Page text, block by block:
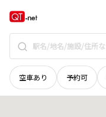
空車あり 予約可
滋賀県